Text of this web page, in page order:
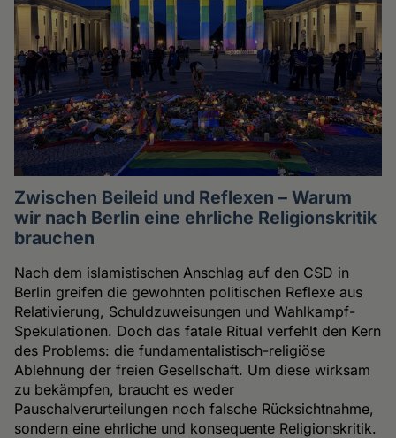
Zwischen Beileid und Reflexen – Warum
wir nach Berlin eine ehrliche Religionskritik
brauchen
Nach dem islamistischen Anschlag auf den CSD in
Berlin greifen die gewohnten politischen Reflexe aus
Relativierung, Schuldzuweisungen und Wahlkampf-
Spekulationen. Doch das fatale Ritual verfehlt den Kern
des Problems: die fundamentalistisch-religiöse
Ablehnung der freien Gesellschaft. Um diese wirksam
zu bekämpfen, braucht es weder
Pauschalverurteilungen noch falsche Rücksichtnahme,
sondern eine ehrliche und konsequente Religionskritik.